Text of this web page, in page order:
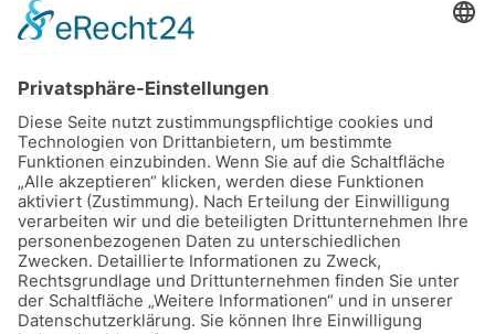
Rechtliches
Leichte Sprache
FAQ - Häufig gestellte Fragen
Impressum
Datenschutz